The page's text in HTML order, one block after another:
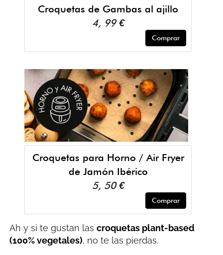
Croquetas de Gambas al ajillo
4, 99 €
Comprar
Croquetas para Horno / Air Fryer
de Jamón Ibérico
5, 50 €
Comprar
Ah y si te gustan lascroquetas plant-based
(100% vegetales), no te las pierdas.